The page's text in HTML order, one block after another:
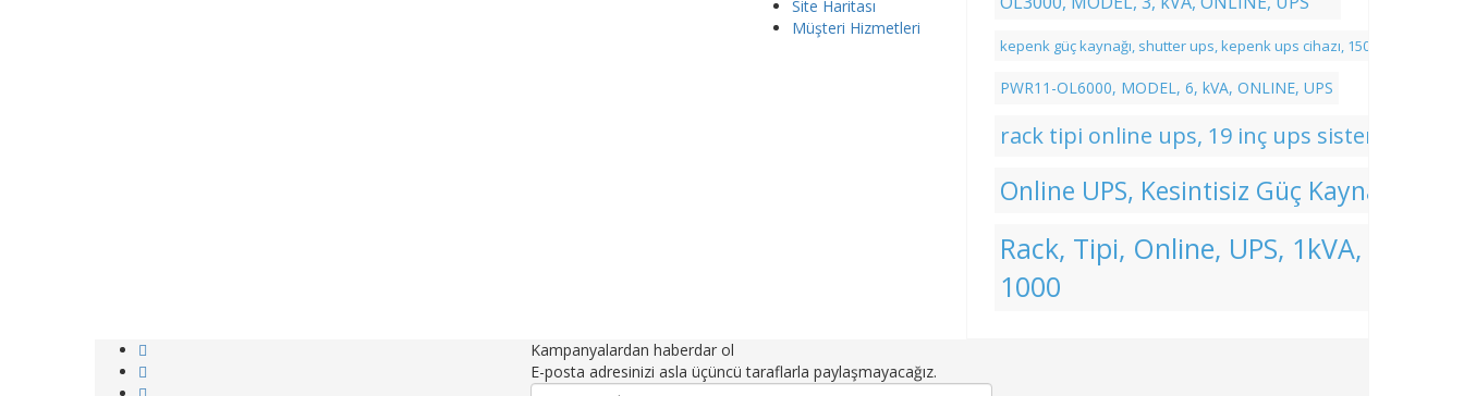
Site Haritası
Müşteri Hizmetleri
kepenk güç kaynağı, shutter ups, kepenk ups cihazı, 1500w kepenk
PWR11-OL6000, MODEL, 6, kVA, ONLINE, UPS
rack tipi online ups, 19 inç ups sistemi, rack
Online UPS, Kesintisiz Güç Kaynağı,
Rack, Tipi, Online, UPS, 1kVA,
1000
Kampanyalardan haberdar ol
E-posta adresinizi asla üçüncü taraflarla paylaşmayacağız.